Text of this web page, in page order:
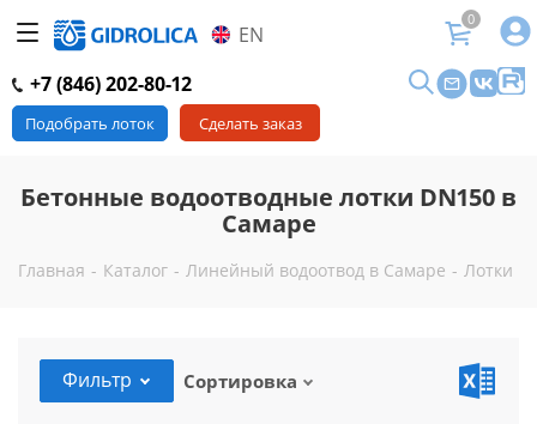
EN
0
+7 (846) 202-80-12
Подобрать лоток Сделать заказ
Бетонные водоотводные лотки DN150 в
Самаре
Главная - Каталог - Линейный водоотвод в Самаре - Лотки
Фильтр Сортировка